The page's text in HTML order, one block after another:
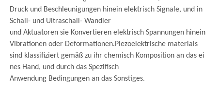
Druck und Beschleunigungen hinein elektrisch Signale, und in
Schall- und Ultraschall- Wandler
und Aktuatoren sie Konvertieren elektrisch Spannungen hinein
Vibrationen oder Deformationen.Piezoelektrische materials
sind klassifiziert gemäß zu ihr chemisch Komposition an das ei
nes Hand, und durch das Spezifisch
Anwendung Bedingungen an das Sonstiges.